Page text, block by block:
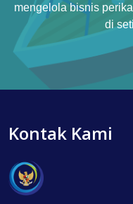
mengelola bisnis
di
Kontak Kami